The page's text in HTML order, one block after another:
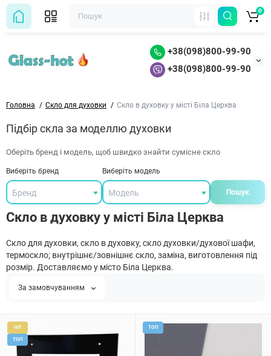
+38(098)800-99-90
+38(098)800-99-90
0
Головна Скло для духовки Скло в духовку у місті Біла Церква
Підбір скла за моделлю духовки
Оберіть бренд і модель, щоб швидко знайти сумісне скло
Виберіть бренд
Бренд
Виберіть модель
Модель Пошук
Скло в духовку у місті Біла Церква
Скло для духовки, скло в духовку, скло духовки/духової шафи,
термоскло; внутрішнє/зовнішнє скло, заміна, виготовлення під
розмір. Доставляємо у місто Біла Церква.
За замовчуванням
HIT
ТОП
ТОП